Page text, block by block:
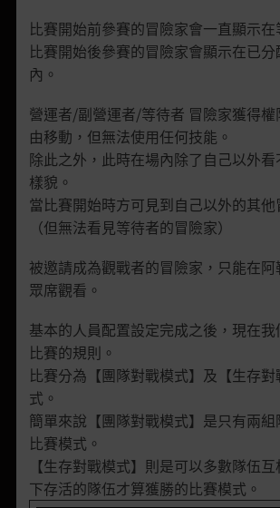
比賽開始前參賽的冒險家會一直顯示在
比賽開始後參賽的冒險家會顯示在已
內。
營運者/副營運者/等待者 冒險家獲得權
由移動，但無法使用任何技能。
除此之外，此時在場內除了自己以外
樣貌。
當比賽開始時方可見到自己以外的其他
（但無法看見等待者的冒險家）
被邀請成為觀戰者的冒險家，只能在
眾席觀看。
基本的人員配置設定完成之後，現在
比賽的規則。
比賽分為【團隊對戰模式】及【生存
式。
簡單來說【團隊對戰模式】是只有兩
比賽模式。
【生存對戰模式】則是可以多數隊伍
下存活的隊伍才算獲勝的比賽模式。